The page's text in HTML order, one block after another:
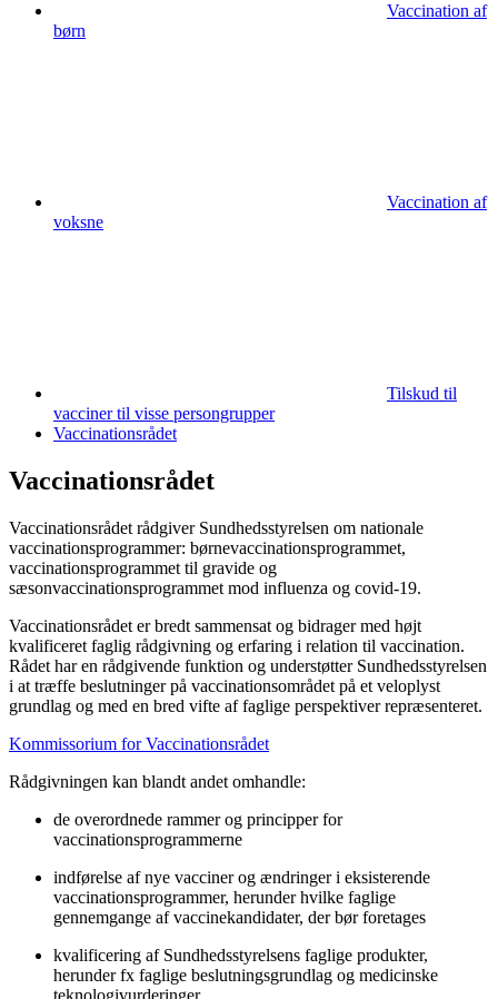
Vaccination af
børn
Vaccination af
voksne
Tilskud til
vacciner til visse persongrupper
Vaccinationsrådet
Vaccinationsrådet
Vaccinationsrådet rådgiver Sundhedsstyrelsen om nationale
vaccinationsprogrammer: børnevaccinationsprogrammet,
vaccinationsprogrammet til gravide og
sæsonvaccinationsprogrammet mod influenza og covid-19.
Vaccinationsrådet er bredt sammensat og bidrager med højt
kvalificeret faglig rådgivning og erfaring i relation til vaccination.
Rådet har en rådgivende funktion og understøtter Sundhedsstyrelsen
i at træffe beslutninger på vaccinationsområdet på et veloplyst
grundlag og med en bred vifte af faglige perspektiver repræsenteret.
Kommissorium for Vaccinationsrådet
Rådgivningen kan blandt andet omhandle:
de overordnede rammer og principper for
vaccinationsprogrammerne
indførelse af nye vacciner og ændringer i eksisterende
vaccinationsprogrammer, herunder hvilke faglige
gennemgange af vaccinekandidater, der bør foretages
kvalificering af Sundhedsstyrelsens faglige produkter,
herunder fx faglige beslutningsgrundlag og medicinske